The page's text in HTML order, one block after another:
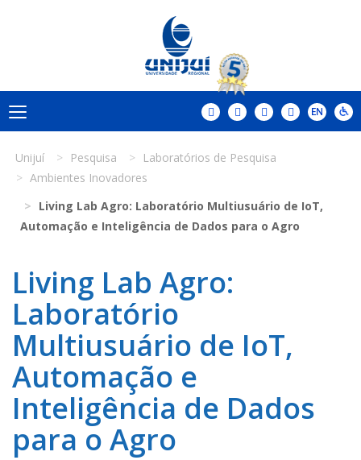
Unijuí Pesquisa
Laboratórios de Pesquisa
Ambientes Inovadores
Living Lab Agro: Laboratório Multiusuário de IoT,
Automação e Inteligência de Dados para o Agro
Living Lab Agro:
Laboratório
Multiusuário de IoT,
Automação e
Inteligência de Dados
para o Agro